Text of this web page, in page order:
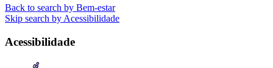
Back to search by Bem-estar
Skip search by Acessibilidade
Acessibilidade